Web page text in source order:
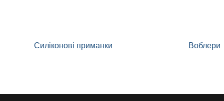
Силіконові приманки Воблери